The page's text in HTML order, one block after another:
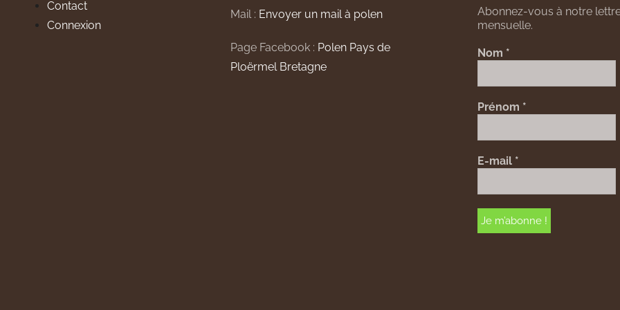
Contact
Connexion
Mail : Envoyer un mail à polen
Page Facebook : Polen Pays de
Ploërmel Bretagne
Abonnez-vous à notre
mensuelle.
Nom *
Prénom *
E-mail *